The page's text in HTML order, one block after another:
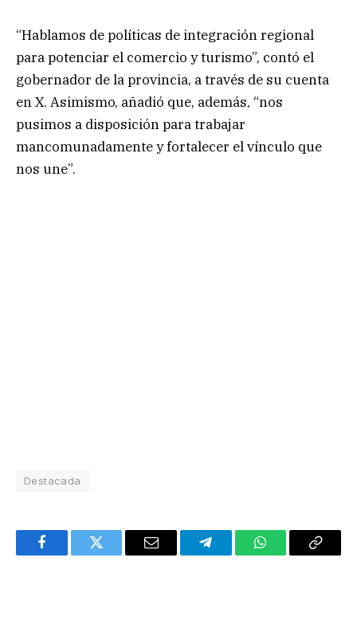
“Hablamos de políticas de integración regional
para potenciar el comercio y turismo”, contó el
gobernador de la provincia, a través de su cuenta
en X. Asimismo, añadió que, además, “nos
pusimos a disposición para trabajar
mancomunadamente y fortalecer el vínculo que
nos une”.
Destacada
FacebookTwitter Email TelegramWhatsAppCopy